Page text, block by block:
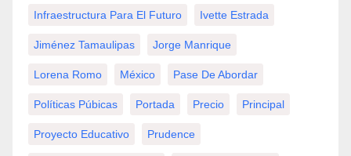
Infraestructura Para El Futuro Ivette Estrada
Jiménez Tamaulipas Jorge Manrique
Lorena Romo México Pase De Abordar
Políticas Púbicas Portada Precio Principal
Proyecto Educativo Prudence